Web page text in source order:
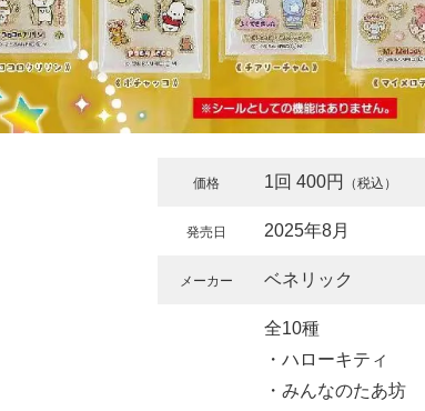
価格 1回 400円 （税込）
発売日 2025年8月
メーカー ベネリック
全10種
・ハローキティ
・みんなのたあ坊